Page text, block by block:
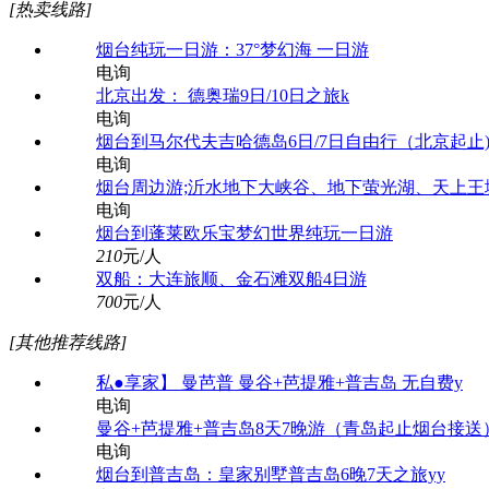
[热卖线路]
烟台纯玩一日游：37°梦幻海 一日游
电询
北京出发： 德奥瑞9日/10日之旅k
电询
烟台到马尔代夫吉哈德岛6日/7日自由行（北京起止)
电询
烟台周边游;沂水地下大峡谷、地下萤光湖、天上王
电询
烟台到蓬莱欧乐宝梦幻世界纯玩一日游
210元/人
双船：大连旅顺、金石滩双船4日游
700元/人
[其他推荐线路]
私●享家】 曼芭普 曼谷+芭提雅+普吉岛 无自费y
电询
曼谷+芭提雅+普吉岛8天7晚游（青岛起止烟台接送
电询
烟台到普吉岛：皇家别墅普吉岛6晚7天之旅yy